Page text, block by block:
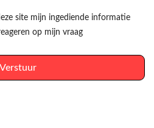
site mijn ingediende informatie
op mijn vraag
Verstuur